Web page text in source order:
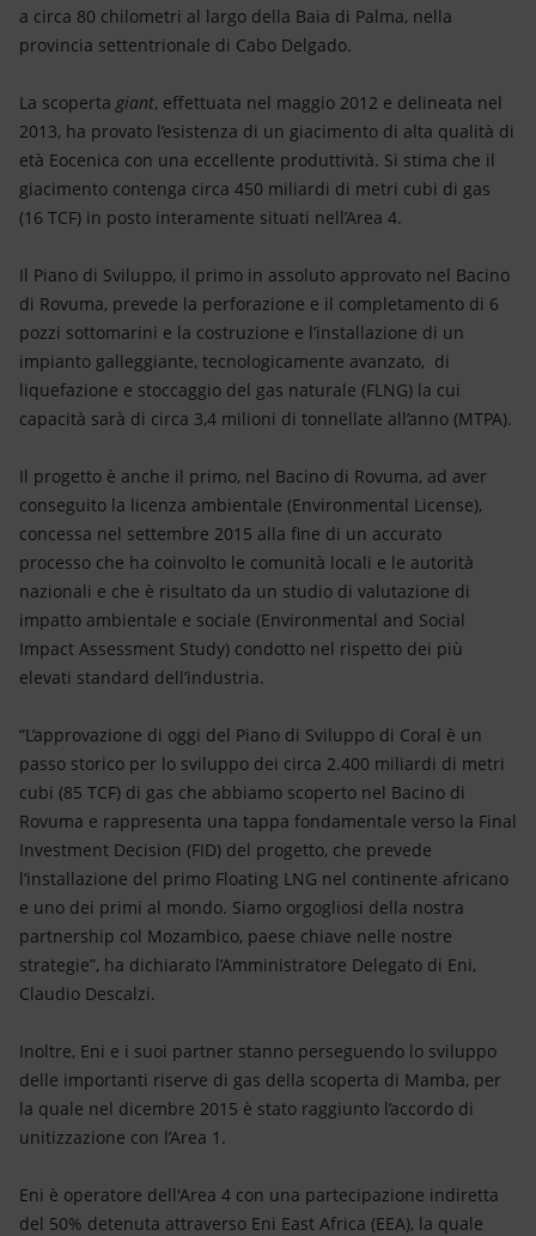
a circa 80 chilometri al largo della Baia di Palma, nella
provincia settentrionale di Cabo Delgado.
La scoperta giant, effettuata nel maggio 2012 e delineata nel
2013, ha provato l’esistenza di un giacimento di alta qualità di
età Eocenica con una eccellente produttività. Si stima che il
giacimento contenga circa 450 miliardi di metri cubi di gas
(16 TCF) in posto interamente situati nell’Area 4.
Il Piano di Sviluppo, il primo in assoluto approvato nel Bacino
di Rovuma, prevede la perforazione e il completamento di 6
pozzi sottomarini e la costruzione e l’installazione di un
impianto galleggiante, tecnologicamente avanzato, di
liquefazione e stoccaggio del gas naturale (FLNG) la cui
capacità sarà di circa 3,4 milioni di tonnellate all’anno (MTPA).
Il progetto è anche il primo, nel Bacino di Rovuma, ad aver
conseguito la licenza ambientale (Environmental License),
concessa nel settembre 2015 alla fine di un accurato
processo che ha coinvolto le comunità locali e le autorità
nazionali e che è risultato da un studio di valutazione di
impatto ambientale e sociale (Environmental and Social
Impact Assessment Study) condotto nel rispetto dei più
elevati standard dell’industria.
“L’approvazione di oggi del Piano di Sviluppo di Coral è un
passo storico per lo sviluppo dei circa 2.400 miliardi di metri
cubi (85 TCF) di gas che abbiamo scoperto nel Bacino di
Rovuma e rappresenta una tappa fondamentale verso la Final
Investment Decision (FID) del progetto, che prevede
l’installazione del primo Floating LNG nel continente africano
e uno dei primi al mondo. Siamo orgogliosi della nostra
partnership col Mozambico, paese chiave nelle nostre
strategie”, ha dichiarato l’Amministratore Delegato di Eni,
Claudio Descalzi.
Inoltre, Eni e i suoi partner stanno perseguendo lo sviluppo
delle importanti riserve di gas della scoperta di Mamba, per
la quale nel dicembre 2015 è stato raggiunto l’accordo di
unitizzazione con l’Area 1.
Eni è operatore dell'Area 4 con una partecipazione indiretta
del 50% detenuta attraverso Eni East Africa (EEA), la quale